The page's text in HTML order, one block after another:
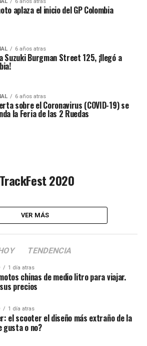
6 años atras
aplaza el inicio del GP Colombia
6 años atras
Suzuki Burgman Street 125, ¡llegó a
6 años atras
sobre el Coronavirus (COVID-19) se
la Feria de las 2 Ruedas
2020
VER MÁS
TENDENCIA
1 día atras
chinas de medio litro para viajar.
precios
1 día atras
el scooter el diseño más extraño de la
gusta o no?